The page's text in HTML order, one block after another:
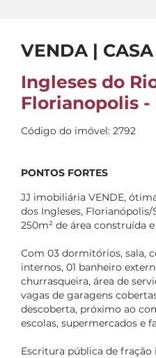
VENDA |
Ingleses do
Florianopolis -
Código do imóvel: 2792
PONTOS FORTES
JJ imobiliária VENDE,
dos Ingleses,
250m² de área construída
Com 03 dormitórios, sala,
internos, 01 banheiro
churrasqueira, área de
vagas de garagens
descoberta, próximo ao
escolas, supermercados e
Escritura pública de fração